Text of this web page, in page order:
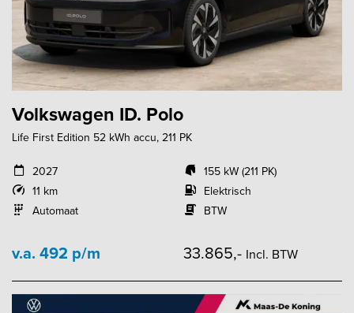
Volkswagen ID. Polo
Life First Edition 52 kWh accu, 211 PK
2027
11 km
Automaat
155 kW (211 PK)
Elektrisch
BTW
v.a. 492 p/m 33.865,- Incl. BTW